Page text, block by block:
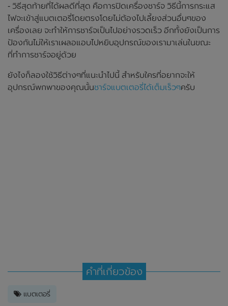
- วิธีสุดท้ายที่ได้ผลดีที่สุด คือการปิดเครื่องชาร์จ วิธีนี้การกระแส
ไฟจะเข้าสู่แบตเตอรี่โดยตรงโดยไม่ต้องไปเลี้ยงส่วนอื่นๆของ
เครื่องเลย จะทำให้การชาร์จเป็นไปอย่างรวดเร็ว อีกทั้งยังเป็นการ
ป้องกันไม่ให้เราเผลอแอบไปหยิบอุปกรณ์ของเรามาเล่นในขณะ
ที่ทำการชาร์จอยู่ด้วย
ยังไงก็ลองใช้วิธีต่างๆที่แนะนำไปนี้ สำหรับใครที่อยากจะให้
อุปกรณ์พกพาของคุณนั้นชาร์จแบตเตอรี่ได้เต็มเร็วๆครับ
คำที่เกี่ยวข้อง
แบตเตอรี่